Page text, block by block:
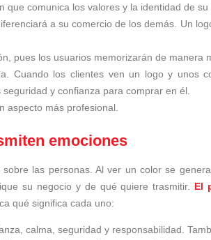
que comunica los valores y la identidad de su
a su comercio de los demás. Un
pues los usuarios memorizarán de manera
Cuando los clientes ven un logo y unos
y confianza para comprar en él.
aspecto más profesional.
emociones
las personas. Al ver un color se
su negocio y de qué quiere trasmitir. El
qué significa cada uno:
calma, seguridad y responsabilidad.